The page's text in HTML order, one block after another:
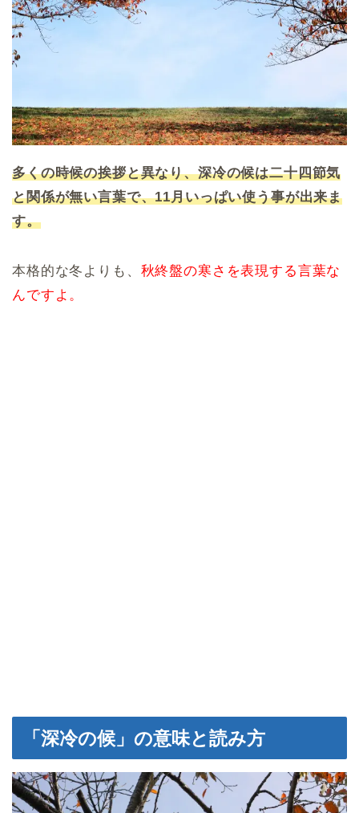
多くの時候の挨拶と異なり、深冷の候は二十四節気
と関係が無い言葉で、11月いっぱい使う事が出来ま
す。
本格的な冬よりも、 秋終盤の寒さを表現する言葉な
んですよ。
「深冷の候」の意味と読み方